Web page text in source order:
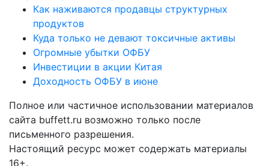
Как наживаются продавцы структурных
продуктов
Куда только не девают токсичные активы
Огромные убытки ОФБУ
Инвестиции в акции Китая
Доходность ОФБУ в июне
Полное или частичное использовании материалов
сайта buffett.ru возможно только после
письменного разрешения.
Настоящий ресурс может содержать материалы
16+.